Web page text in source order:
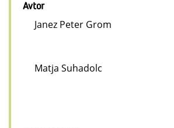
Avtor
Janez Peter Grom
Matja Suhadolc